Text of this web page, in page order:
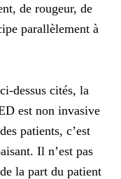
de rougeur, de
parallèlement à
dessus cités, la
est non invasive
patients, c’est
Il n’est pas
la part du patient